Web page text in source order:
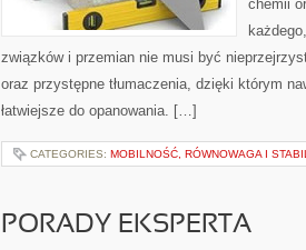
chemii
związków i przemian nie musi być
oraz przystępne tłumaczenia, dzięki którym
łatwiejsze do opanowania. […]
CATEGORIES: MOBILNOŚĆ, RÓWNOWAGA I
PORADY EKSPERTA